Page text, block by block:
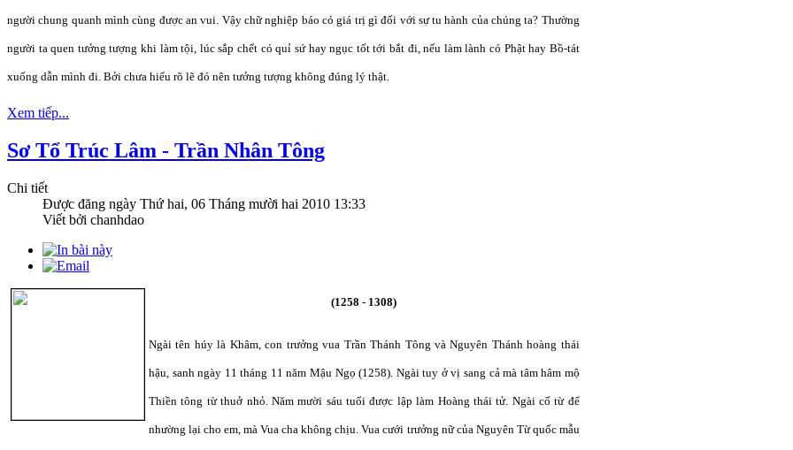
người chung quanh mình cùng được an vui. Vậy chữ nghiệp báo có giá trị gì đối với sự tu hành của chúng ta? Thường
người ta quen tưởng tượng khi làm tội, lúc sắp chết có quỉ sứ hay ngục tốt tới bắt đi, nếu làm lành có Phật hay Bồ-tát
xuống dẫn mình đi. Bởi chưa hiểu rõ lẽ đó nên tưởng tượng không đúng lý thật.
Xem tiếp...
Sơ Tổ Trúc Lâm - Trần Nhân Tông
Chi tiết
Được đăng ngày Thứ hai, 06 Tháng mười hai 2010 13:33
Viết bởi chanhdao
(1258 - 1308)
Ngài tên húy là Khâm, con trưởng vua Trần Thánh Tông và Nguyên Thánh hoàng thái
hậu, sanh ngày 11 tháng 11 năm Mậu Ngọ (1258). Ngài tuy ở vị sang cả mà tâm hâm mộ
Thiền tông từ thuở nhỏ. Năm mười sáu tuổi được lập làm Hoàng thái tử. Ngài cố từ để
nhường lại cho em, mà Vua cha không chịu. Vua cưới trưởng nữ của Nguyên Từ quốc mẫu